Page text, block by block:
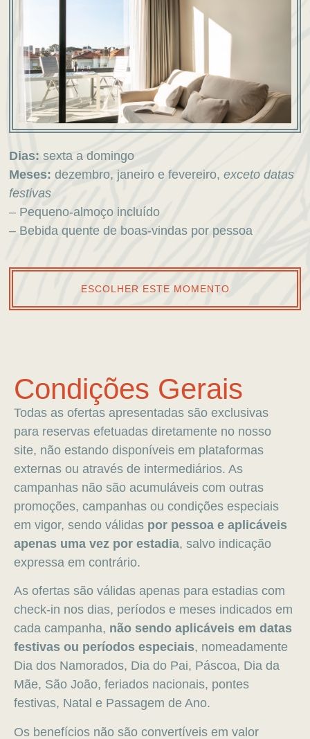
Dias: sexta a domingo
Meses: dezembro, janeiro e fevereiro, exceto datas
festivas
– Pequeno-almoço incluído
– Bebida quente de boas-vindas por pessoa
ESCOLHER ESTE MOMENTO
Condições Gerais
Todas as ofertas apresentadas são exclusivas
para reservas efetuadas diretamente no nosso
site, não estando disponíveis em plataformas
externas ou através de intermediários. As
campanhas não são acumuláveis com outras
promoções, campanhas ou condições especiais
em vigor, sendo válidas por pessoa e aplicáveis
apenas uma vez por estadia, salvo indicação
expressa em contrário.
As ofertas são válidas apenas para estadias com
check-in nos dias, períodos e meses indicados em
cada campanha, não sendo aplicáveis em datas
festivas ou períodos especiais, nomeadamente
Dia dos Namorados, Dia do Pai, Páscoa, Dia da
Mãe, São João, feriados nacionais, pontes
festivas, Natal e Passagem de Ano.
Os benefícios não são convertíveis em valor